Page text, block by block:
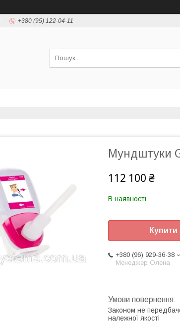
+380 (95) 122-04-11
Мундштуки
112 100 ₴
В наявності
Купити
+380 (96) 929-36-38
Менеджер Олена
Законом не
належної якості